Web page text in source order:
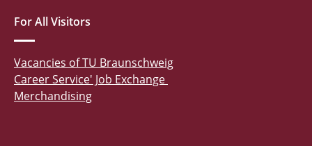
For All Visitors
Vacancies of TU Braunschweig
Career Service' Job Exchange
Merchandising